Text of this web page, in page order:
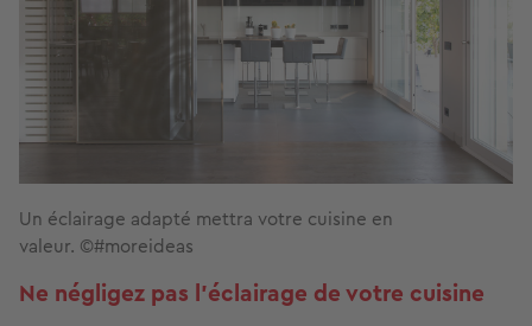
Un éclairage adapté mettra votre cuisine en
valeur. ©#moreideas
Ne négligez pas l’éclairage de votre cuisine